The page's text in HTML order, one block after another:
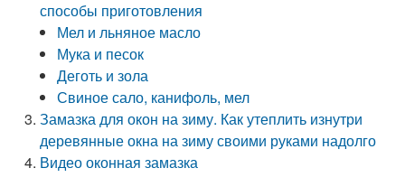
способы приготовления
Мел и льняное масло
Мука и песок
Деготь и зола
Свиное сало, канифоль, мел
Замазка для окон на зиму. Как утеплить изнутри
деревянные окна на зиму своими руками надолго
Видео оконная замазка